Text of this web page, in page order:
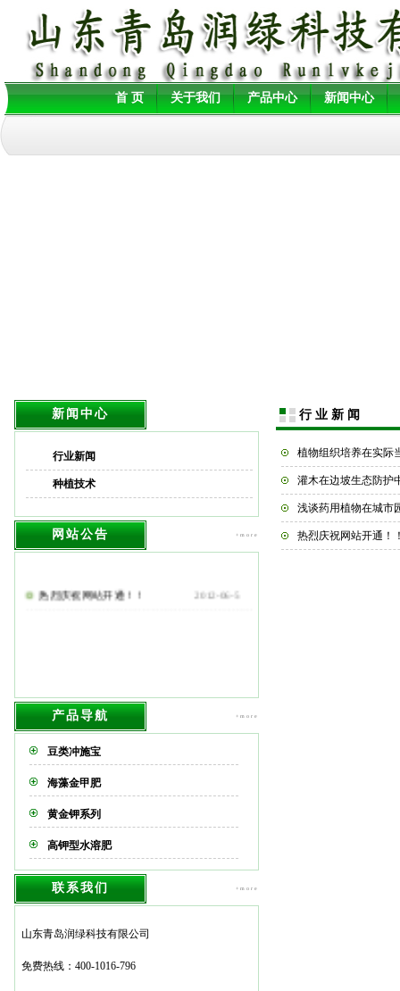
首 页 关于我们 产品中心 新闻中心
新闻中心
行业新闻
种植技术
网站公告 +more
热烈庆祝网站开通！！ 2012-06-5
产品导航 +more
豆类冲施宝
海藻金甲肥
黄金钾系列
高钾型水溶肥
联系我们 +more
山东青岛润绿科技有限公司
免费热线：400-1016-796
行业新闻
植物组织培养在实际
灌木在边坡生态防护
浅谈药用植物在城市
热烈庆祝网站开通！